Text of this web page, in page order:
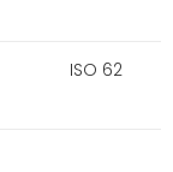
ISO 62